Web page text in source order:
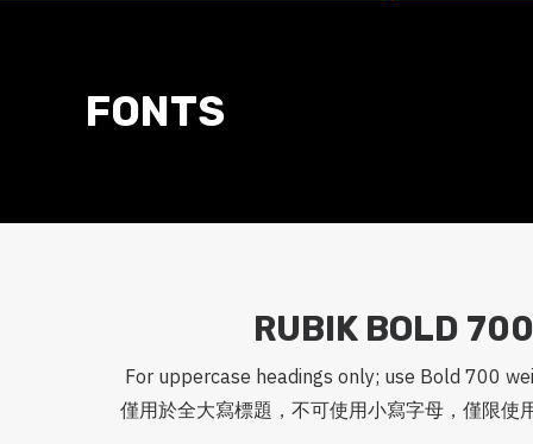
FONTS
RUBIK BOLD 700
For uppercase headings only; use Bold 700
僅用於全大寫標題，不可使用小寫字母，僅限使